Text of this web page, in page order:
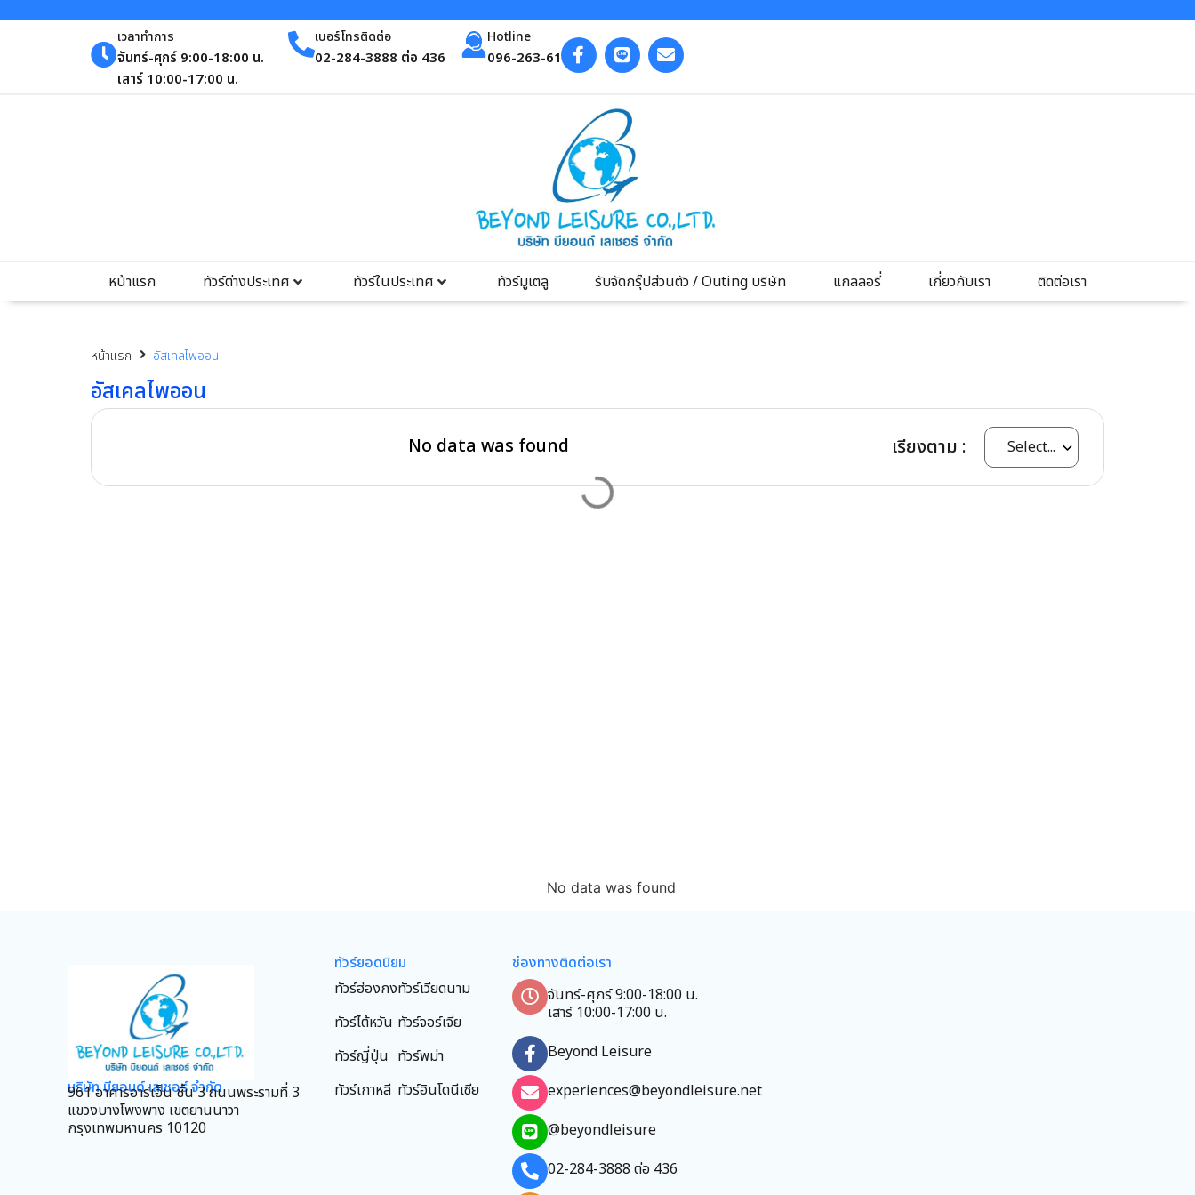
เวลาทำการ
จันทร์-ศุกร์ 9:00-18:00 น.
เสาร์ 10:00-17:00 น.
เบอร์โทรติดต่อ
02-284-3888 ต่อ 436
Hotline
096-263-6193
หน้าแรก ทัวร์ต่างประเทศ ทัวร์ในประเทศ ทัวร์มูเตลู รับจัดกรุ๊ปส่วนตัว / Outing บริษัท แกลลอรี่ เกี่ยวกับเรา ติดต่อเรา
หน้าแรก อัสเคลไพออน
อัสเคลไพออน
No data was found เรียงตาม :
No data was found
บริษัท บียอนด์ เลเชอร์ จำกัด
961 อาคารอาร์เอ็น ชั้น 3 ถนนพระรามที่ 3
แขวงบางโพงพาง เขตยานนาวา
กรุงเทพมหานคร 10120
ทัวร์ยอดนิยม
ทัวร์ฮ่องกง
ทัวร์ไต้หวัน
ทัวร์ญี่ปุ่น
ทัวร์เกาหลี
ทัวร์เวียดนาม
ทัวร์จอร์เจีย
ทัวร์พม่า
ทัวร์อินโดนีเซีย
ช่องทางติดต่อเรา
จันทร์-ศุกร์ 9:00-18:00 น.
เสาร์ 10:00-17:00 น.
Beyond Leisure
experiences@beyondleisure.net
@beyondleisure
02-284-3888 ต่อ 436